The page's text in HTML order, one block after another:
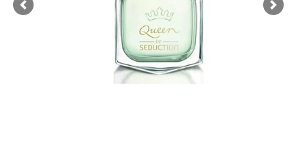
Previous Next